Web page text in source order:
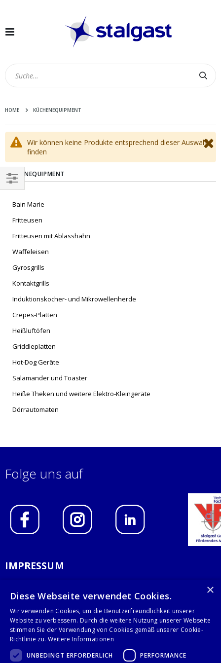
Navigation
HOME KÜCHENEQUIPMENT
Wir können keine Produkte entsprechend dieser Auswahl
finden
KÜCHENEQUIPMENT
Bain Marie
Fritteusen
Fritteusen mit Ablasshahn
Waffeleisen
Gyrosgrills
Kontaktgrills
Induktionskocher- und Mikrowellenherde
Crepes-Platten
Heißluftöfen
Griddleplatten
Hot-Dog Geräte
Salamander und Toaster
Heiße Theken und weitere Elektro-Kleingeräte
Dörrautomaten
EINKAUFEN
NACH
Folge uns auf
IMPRESSUM
AGB
KONTAKT
Stalgast GmbH
×
Diese Webseite verwendet Cookies.
Wir verwenden Cookies, um die Benutzerfreundlichkeit unserer
Website zu verbessern. Durch die weitere Nutzung unserer Webseite
stimmen Sie der Verwendung von Cookies gemäß unserer Cookie-
Richtlinie zu. Weitere Informationen
UNBEDINGT ERFORDERLICH
PERFORMANCE